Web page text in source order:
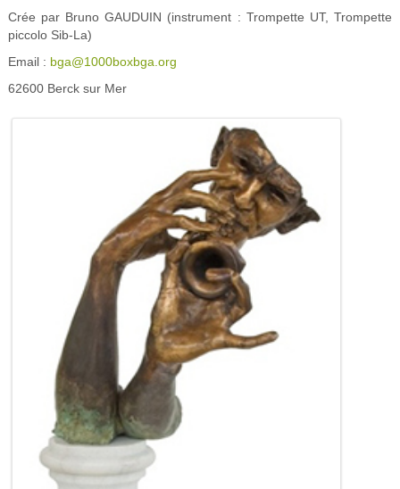
Crée par Bruno GAUDUIN (instrument : Trompette UT, Trompette
piccolo Sib-La)
Email : bga@1000boxbga.org
62600 Berck sur Mer